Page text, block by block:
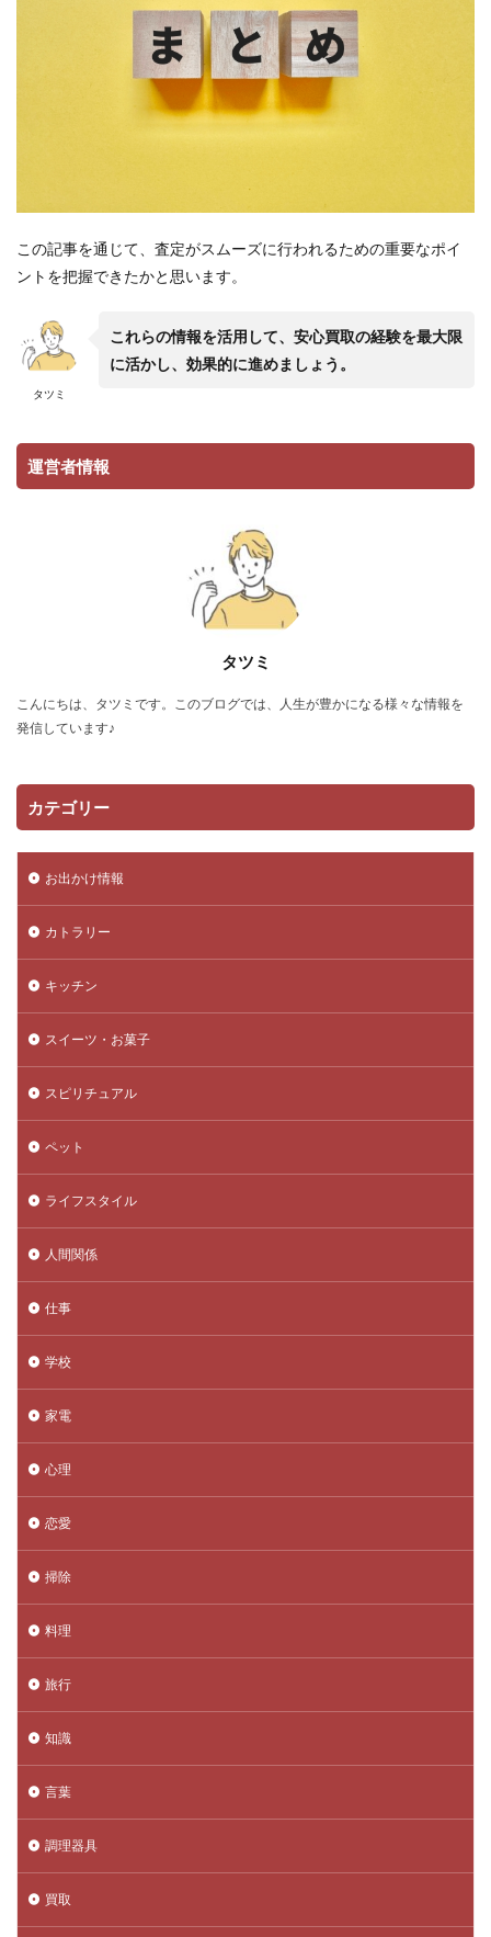
この記事を通じて、査定がスムーズに行われるための重要なポイ
ントを把握できたかと思います。
タツミ
これらの情報を活用して、安心買取の経験を最大限
に活かし、効果的に進めましょう。
運営者情報
タツミ
こんにちは、タツミです。このブログでは、人生が豊かになる様々な情報を
発信しています♪
カテゴリー
お出かけ情報
カトラリー
キッチン
スイーツ・お菓子
スピリチュアル
ペット
ライフスタイル
人間関係
仕事
学校
家電
心理
恋愛
掃除
料理
旅行
知識
言葉
調理器具
買取